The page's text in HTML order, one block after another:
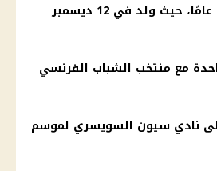
يبلغ إلياس شوارف 25 عامًا، حيث ولد في 12 ديسمبر
مع منتخب الشباب الفرنسي
نادي سيون السويسري لموسم